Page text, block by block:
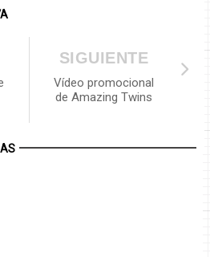
SIGUIENTE
Vídeo promocional
de Amazing Twins